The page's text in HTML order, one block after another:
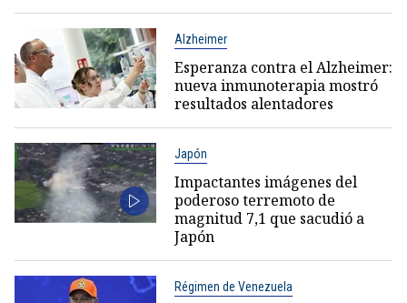
Alzheimer
Esperanza contra el Alzheimer:
nueva inmunoterapia mostró
resultados alentadores
Japón
Impactantes imágenes del
poderoso terremoto de
magnitud 7,1 que sacudió a
Japón
Régimen de Venezuela